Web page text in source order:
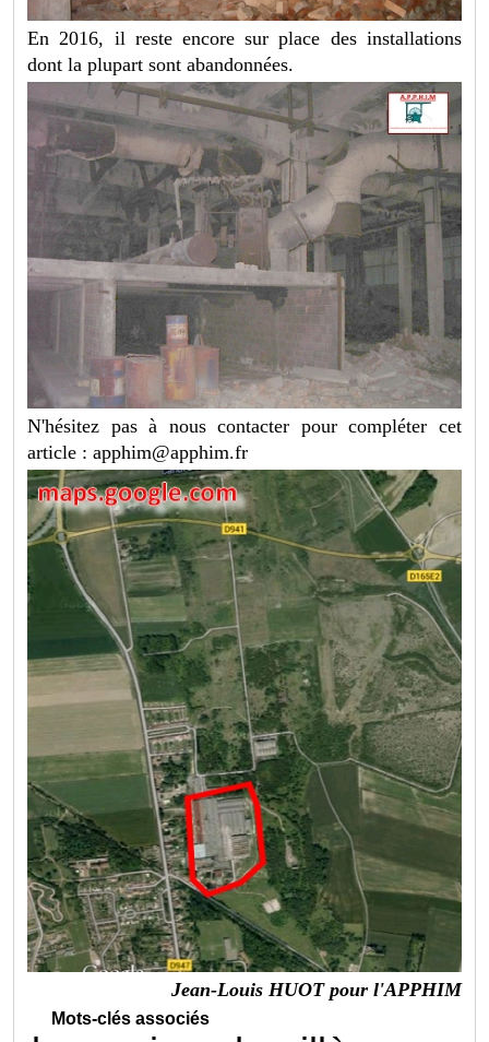
En 2016, il reste encore sur place des installations
dont la plupart sont abandonnées.
N'hésitez pas à nous contacter pour compléter cet
article :apphim@apphim.fr
Jean-Louis HUOT pour l'APPHIM
Mots-clés associés